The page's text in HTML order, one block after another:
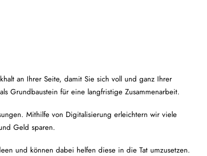
an Ihrer Seite, damit Sie sich voll und ganz Ihrer
Grundbaustein für eine langfristige Zusammenarbeit.
Mithilfe von Digitalisierung erleichtern wir viele
Geld sparen.
und können dabei helfen diese in die Tat umzusetzen.